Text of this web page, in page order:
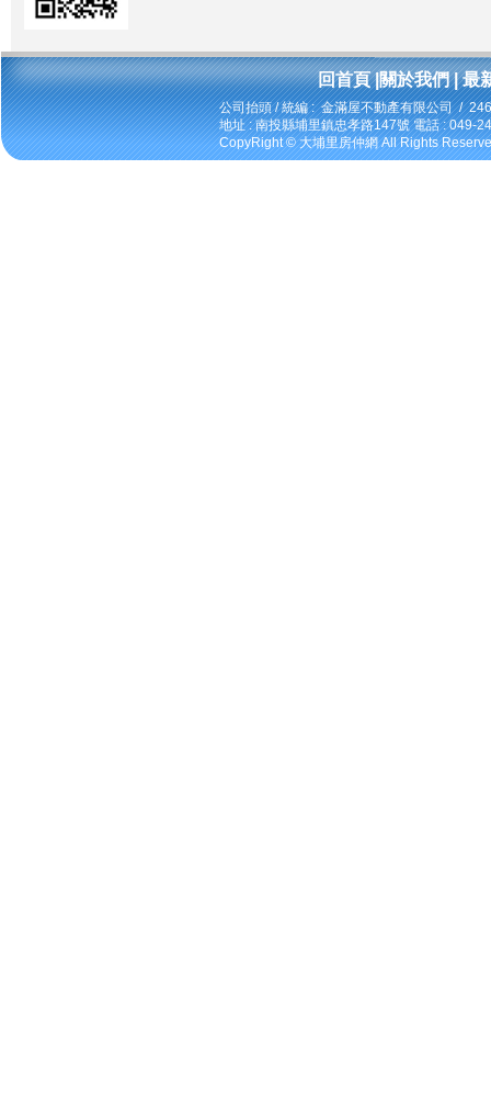
回首頁|關於我們|最
公司抬頭 / 統編 : 金滿屋不動產有限公司 /
地址 : 南投縣埔里鎮忠孝路147號 電話 : 049-
CopyRight ©大埔里房仲網All Rights